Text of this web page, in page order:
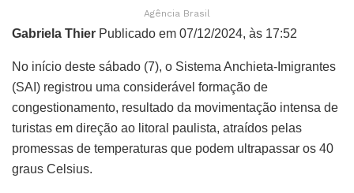
Agência Brasil
Gabriela Thier Publicado em 07/12/2024, às 17:52
No início deste sábado (7), o Sistema Anchieta-Imigrantes
(SAI) registrou uma considerável formação de
congestionamento, resultado da movimentação intensa de
turistas em direção ao litoral paulista, atraídos pelas
promessas de temperaturas que podem ultrapassar os 40
graus Celsius.